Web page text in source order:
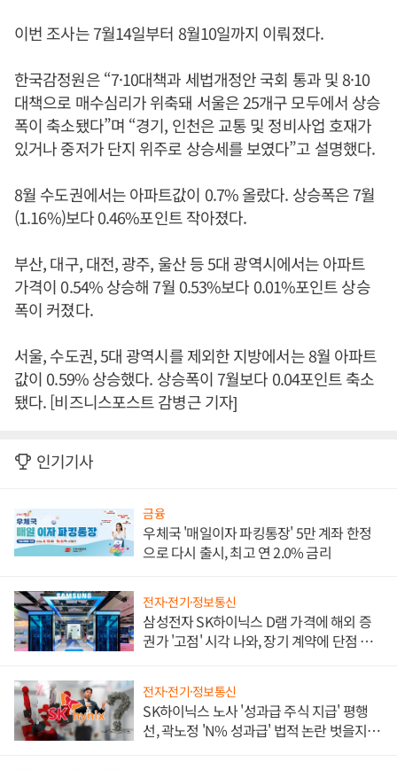
이번 조사는 7월14일부터 8월10일까지 이뤄졌다.
한국감정원은 “7·10대책과 세법개정안 국회 통과 및 8·10
대책으로 매수심리가 위축돼 서울은 25개구 모두에서 상승
폭이 축소됐다”며 “경기, 인천은 교통 및 정비사업 호재가
있거나 중저가 단지 위주로 상승세를 보였다”고 설명했다.
8월 수도권에서는 아파트값이 0.7% 올랐다. 상승폭은 7월
(1.16%)보다 0.46%포인트 작아졌다.
부산, 대구, 대전, 광주, 울산 등 5대 광역시에서는 아파트
가격이 0.54% 상승해 7월 0.53%보다 0.01%포인트 상승
폭이 커졌다.
서울, 수도권, 5대 광역시를 제외한 지방에서는 8월 아파트
값이 0.59% 상승했다. 상승폭이 7월보다 0.04포인트 축소
됐다. [비즈니스포스트 감병근 기자]
인기기사
금융
우체국 '매일이자 파킹통장' 5만 계좌 한정
으로 다시 출시, 최고 연 2.0% 금리
전자·전기·정보통신
삼성전자 SK하이닉스 D램 가격에 해외 증
권가 '고점' 시각 나와, 장기 계약에 단점 부
전자·전기·정보통신
SK하이닉스 노사 '성과급 주식 지급' 평행
선, 곽노정 'N% 성과급' 법적 논란 벗을지 주